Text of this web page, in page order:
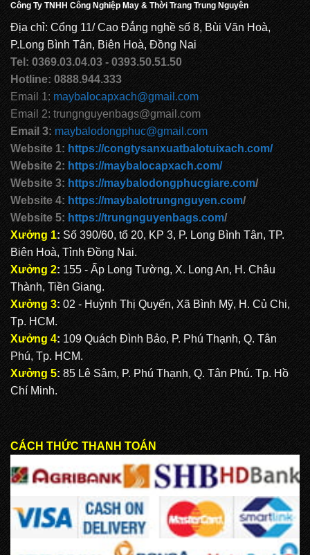
Công Ty TNHH Công Nghiệp May & Thời Trang Trung Nguyên
Địa chỉ: Cổng 11/ Cao Đẳng nghề số 8, Bùi Văn Hoà,
P.Long Bình Tân, Biên Hoà, Đồng Nai
Tel: 0369.03.04.03 - 0393.50.51.50
Hotline: 0888.944.333
Email 1: maybalocapxach@gmail.com
Email 2: trungnguyenbags@gmail.com
Email 3: maybalodongphuc@gmail.com
Website 1: https://congtysanxuatbalotuixach.com/
Website 2: https://maybalocapxach.com/
Website 3: https://maybalodongphucgiare.com/
Website 4: https://maybalotrungnguyen.com/
Website 5: https://trungnguyenbags.com/
Xưởng 1: Số 390/60, tổ 20, KP 3, P. Long Bình Tân, TP.
Biên Hoà, Tỉnh Đồng Nai.
Xưởng 2: 155 - Ấp Long Tường, X. Long An, H. Châu
Thành, Tiền Giang.
Xưởng 3: 02 - Huỳnh Thị Quyến, Xã Bình Mỹ, H. Củ Chi,
Tp. HCM.
Xưởng 4: 109 Quách Đình Bảo, P. Phú Thạnh, Q. Tân
Phú, Tp. HCM.
Xưởng 5: 85 Lê Sâm, P. Phú Thạnh, Q. Tân Phú. Tp. Hồ
Chí Minh.
CÁCH THỨC THANH TOÁN